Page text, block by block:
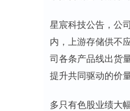
星宸科技公告，公
内，上游存储供不
司各条产品线出货
提升共同驱动的价
多只有色股业绩大